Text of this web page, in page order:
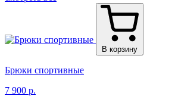
В корзину
Брюки спортивные
7 900 р.